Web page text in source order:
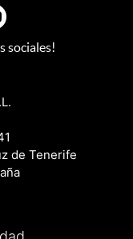
sociales!
de Tenerife